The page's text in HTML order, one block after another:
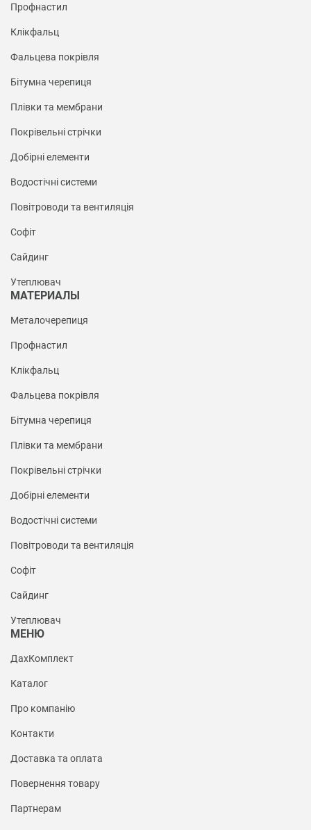
Профнастил
Клікфальц
Фальцева покрівля
Бітумна черепиця
Плівки та мембрани
Покрівельні стрічки
Добірні елементи
Водостічні системи
Повітроводи та вентиляція
Софіт
Сайдинг
Утеплювач
МАТЕРИАЛЫ
Металочерепиця
Профнастил
Клікфальц
Фальцева покрівля
Бітумна черепиця
Плівки та мембрани
Покрівельні стрічки
Добірні елементи
Водостічні системи
Повітроводи та вентиляція
Софіт
Сайдинг
Утеплювач
МЕНЮ
ДахКомплект
Каталог
Про компанію
Контакти
Доставка та оплата
Повернення товару
Партнерам